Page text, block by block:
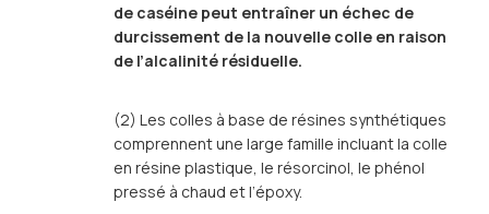
de caséine peut entraîner un échec de
durcissement de la nouvelle colle en raison
de l’alcalinité résiduelle.
(2) Les colles à base de résines synthétiques
comprennent une large famille incluant la colle
en résine plastique, le résorcinol, le phénol
pressé à chaud et l’époxy.